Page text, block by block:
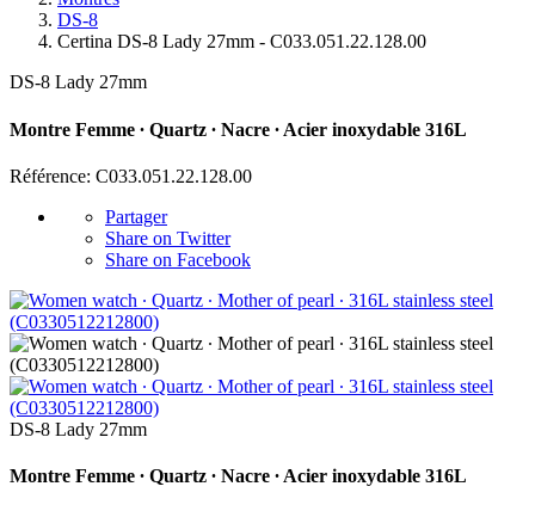
DS-8
Certina DS-8 Lady 27mm - C033.051.22.128.00
DS-8 Lady 27mm
Montre Femme ∙ Quartz ∙ Nacre ∙ Acier inoxydable 316L
Référence: C033.051.22.128.00
Partager
Share on Twitter
Share on Facebook
DS-8 Lady 27mm
Montre Femme ∙ Quartz ∙ Nacre ∙ Acier inoxydable 316L